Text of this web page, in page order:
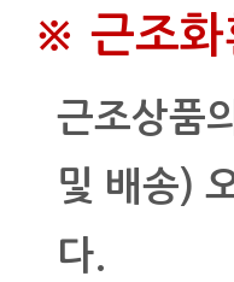
※ 근조화
근조상품
및 배송)
다.